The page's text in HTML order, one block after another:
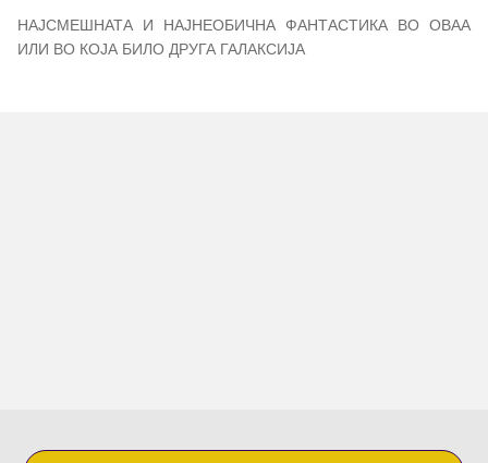
НАЈСМЕШНАТА И НАЈНЕОБИЧНА ФАНТАСТИКА ВО ОВАА
ИЛИ ВО КОЈА БИЛО ДРУГА ГАЛАКСИЈА